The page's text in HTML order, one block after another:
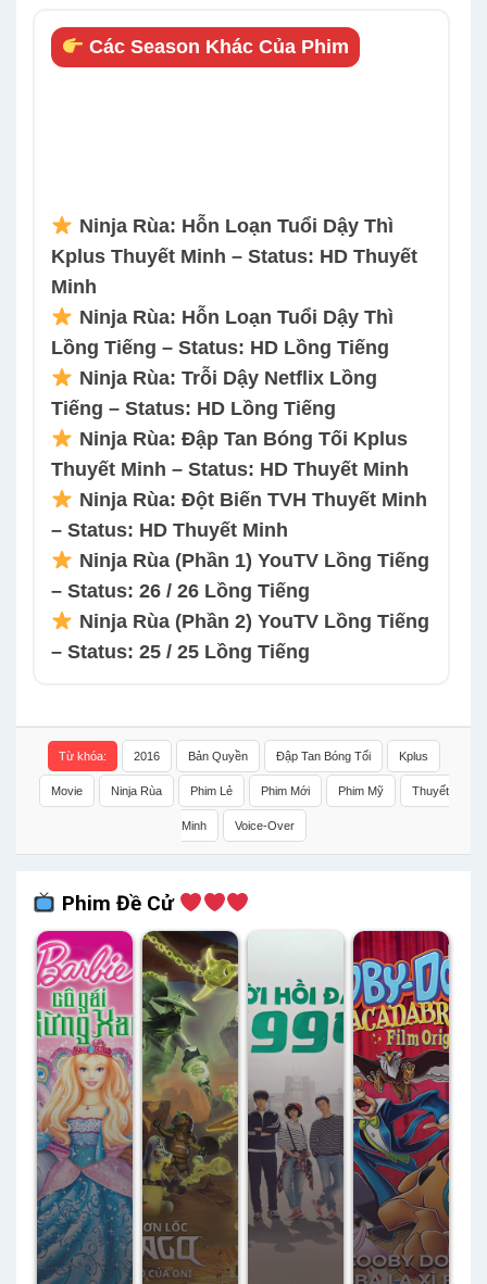
Các Season Khác Của Phim
Ninja Rùa: Hỗn Loạn Tuổi Dậy Thì
Kplus Thuyết Minh – Status: HD Thuyết
Minh
Ninja Rùa: Hỗn Loạn Tuổi Dậy Thì
Lồng Tiếng – Status: HD Lồng Tiếng
Ninja Rùa: Trỗi Dậy Netflix Lồng
Tiếng – Status: HD Lồng Tiếng
Ninja Rùa: Đập Tan Bóng Tối Kplus
Thuyết Minh – Status: HD Thuyết Minh
Ninja Rùa: Đột Biến TVH Thuyết Minh
– Status: HD Thuyết Minh
Ninja Rùa (Phần 1) YouTV Lồng Tiếng
– Status: 26 / 26 Lồng Tiếng
Ninja Rùa (Phần 2) YouTV Lồng Tiếng
– Status: 25 / 25 Lồng Tiếng
Từ khóa: 2016 Bản Quyền Đập Tan Bóng Tối Kplus
Movie Ninja Rùa Phim Lẻ Phim Mới Phim Mỹ Thuyết
Minh Voice-Over
Phim Đề Cử